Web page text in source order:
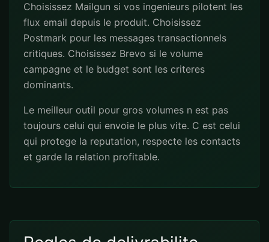
Choisissez Mailgun si vos ingenieurs pilotent les
flux email depuis le produit. Choisissez
Postmark pour les messages transactionnels
critiques. Choisissez Brevo si le volume
campagne et le budget sont les criteres
dominants.
Le meilleur outil pour gros volumes n est pas
toujours celui qui envoie le plus vite. C est celui
qui protege la reputation, respecte les contacts
et garde la relation profitable.